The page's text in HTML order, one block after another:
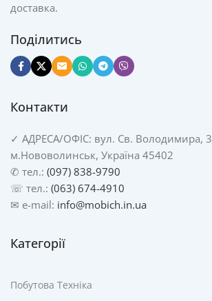
доставка.
Поділитись
Контакти
✓ АДРЕСА/ОФІС: вул. Св. Володимира, 3
м.Нововолинськ, Україна 45402
✆ тел.: (097) 838-9790
☏ тел.: (063) 674-4910
✉ e-mail: info@mobich.in.ua
Категорії
Побутова Техніка